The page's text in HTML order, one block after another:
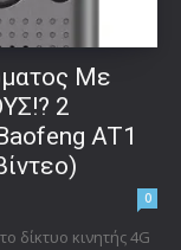
Με
2
AT1
0
δίκτυο κινητής 4G